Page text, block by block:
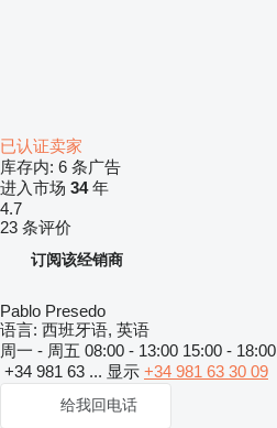
已认证卖家
库存内: 6 条广告
进入市场 34年
4.7
23 条评价
订阅该经销商
Pablo Presedo
语言: 西班牙语, 英语
周一 - 周五 08:00 - 13:00 15:00 - 18:00
+34 981 63 ... 显示 +34 981 63 30 09
给我回电话